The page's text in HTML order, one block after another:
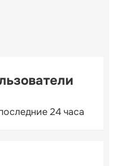
24 часа